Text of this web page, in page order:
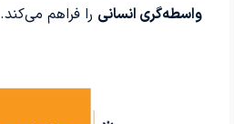
واسطه‌گری انسانی را فراهم می‌کند.